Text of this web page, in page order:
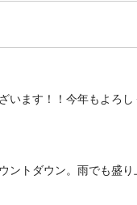
ます！！今年もよろし
ントダウン。雨でも盛